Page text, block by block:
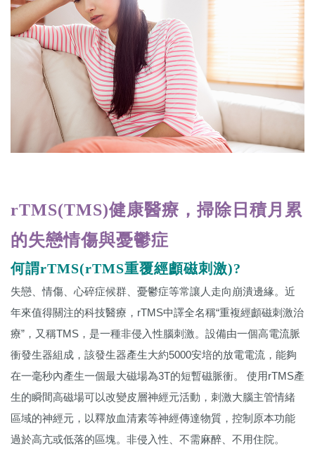
rTMS(TMS)健康醫療，掃除日積月累
的失戀情傷與憂鬱症
何謂rTMS(rTMS重覆經顱磁刺激)?
失戀、情傷、心碎症候群、憂鬱症等常讓人走向崩潰邊緣。近
年來值得關注的科技醫療，rTMS中譯全名稱“重複經顱磁刺激治
療”，又稱TMS，是一種非侵入性腦刺激。設備由一個高電流脈
衝發生器組成，該發生器產生大約5000安培的放電電流，能夠
在一毫秒內產生一個最大磁場為3T的短暫磁脈衝。 使用rTMS產
生的瞬間高磁場可以改變皮層神經元活動，刺激大腦主管情緒
區域的神經元，以釋放血清素等神經傳達物質，控制原本功能
過於高亢或低落的區塊。非侵入性、不需麻醉、不用住院。